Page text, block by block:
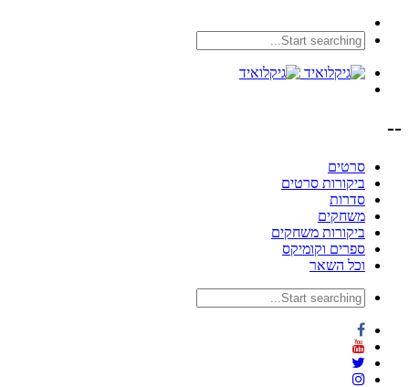
--
סרטים
ביקורות סרטים
סדרות
משחקים
ביקורות משחקים
ספרים וקומיקס
וכל השאר